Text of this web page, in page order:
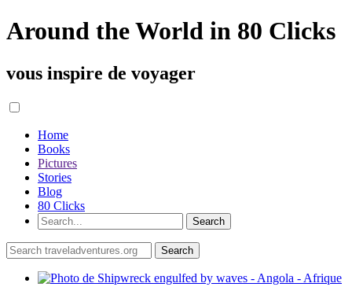
Around the World in 80 Clicks
vous inspire de voyager
Home
Books
Pictures
Stories
Blog
80 Clicks